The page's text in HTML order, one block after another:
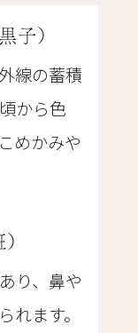
子）
線の蓄積
から色
めかみや
り、鼻や
れます。